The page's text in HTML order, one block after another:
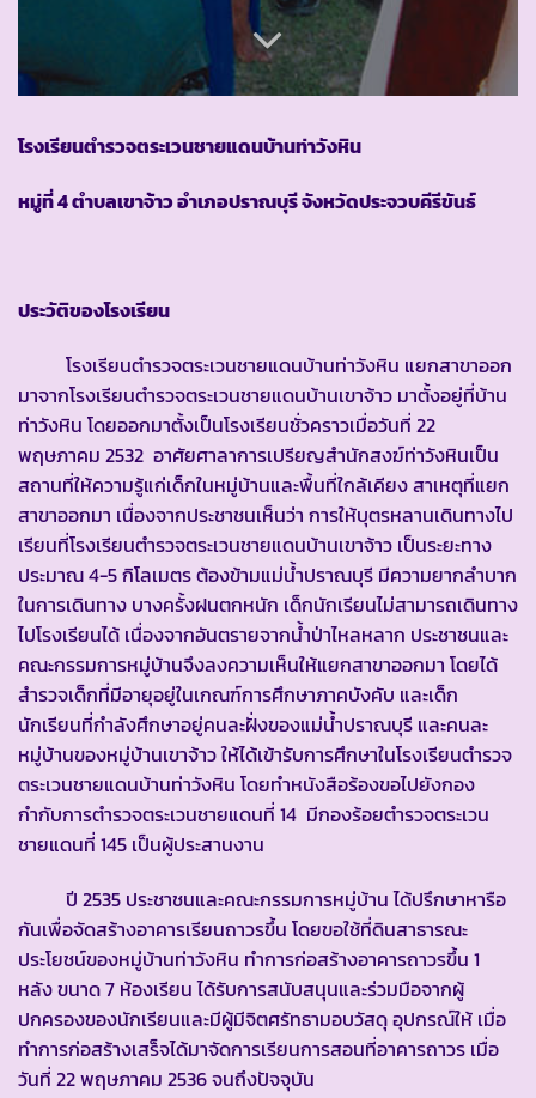
โรงเรียนตำรวจตระเวนชายแดนบ้านท่าวังหิน
หมู่ที่4 ตำบลเขาจ้าว อำเภอปราณบุรี จังหวัดประจวบคีรีขันธ์
ประวัติของโรงเรียน
โรงเรียนตำรวจตระเวนชายแดนบ้านท่าวังหิน แยกสาขาออก
มาจากโรงเรียนตำรวจตระเวนชายแดนบ้านเขาจ้าว มาตั้งอยู่ที่บ้าน
ท่าวังหิน โดยออกมาตั้งเป็นโรงเรียนชั่วคราวเมื่อวันที่ 22
พฤษภาคม 2532 อาศัยศาลาการเปรียญสำนักสงฆ์ท่าวังหินเป็น
สถานที่ให้ความรู้แก่เด็กในหมู่บ้านและพื้นที่ใกล้เคียง สาเหตุที่แยก
สาขาออกมา เนื่องจากประชาชนเห็นว่า การให้บุตรหลานเดินทางไป
เรียนที่โรงเรียนตำรวจตระเวนชายแดนบ้านเขาจ้าว เป็นระยะทาง
ประมาณ 4-5 กิโลเมตร ต้องข้ามแม่น้ำปราณบุรี มีความยากลำบาก
ในการเดินทาง บางครั้งฝนตกหนัก เด็กนักเรียนไม่สามารถเดินทาง
ไปโรงเรียนได้ เนื่องจากอันตรายจากน้ำป่าไหลหลาก ประชาชนและ
คณะกรรมการหมู่บ้านจึงลงความเห็นให้แยกสาขาออกมา โดยได้
สำรวจเด็กที่มีอายุอยู่ในเกณฑ์การศึกษาภาคบังคับ และเด็ก
นักเรียนที่กำลังศึกษาอยู่คนละฝั่งของแม่น้ำปราณบุรี และคนละ
หมู่บ้านของหมู่บ้านเขาจ้าว ให้ได้เข้ารับการศึกษาในโรงเรียนตำรวจ
ตระเวนชายแดนบ้านท่าวังหิน โดยทำหนังสือร้องขอไปยังกอง
กำกับการตำรวจตระเวนชายแดนที่ 14 มีกองร้อยตำรวจตระเวน
ชายแดนที่ 145 เป็นผู้ประสานงาน
ปี 2535 ประชาชนและคณะกรรมการหมู่บ้าน ได้ปรึกษาหารือ
กันเพื่อจัดสร้างอาคารเรียนถาวรขึ้น โดยขอใช้ที่ดินสาธารณะ
ประโยชน์ของหมู่บ้านท่าวังหิน ทำการก่อสร้างอาคารถาวรขึ้น 1
หลัง ขนาด 7 ห้องเรียน ได้รับการสนับสนุนและร่วมมือจากผู้
ปกครองของนักเรียนและมีผู้มีจิตศรัทธามอบวัสดุ อุปกรณ์ให้ เมื่อ
ทำการก่อสร้างเสร็จได้มาจัดการเรียนการสอนที่อาคารถาวร เมื่อ
วันที่ 22 พฤษภาคม 2536 จนถึงปัจจุบัน